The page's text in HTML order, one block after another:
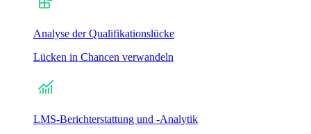
Analyse der Qualifikationslücke
Lücken in Chancen verwandeln
LMS-Berichterstattung und -Analytik